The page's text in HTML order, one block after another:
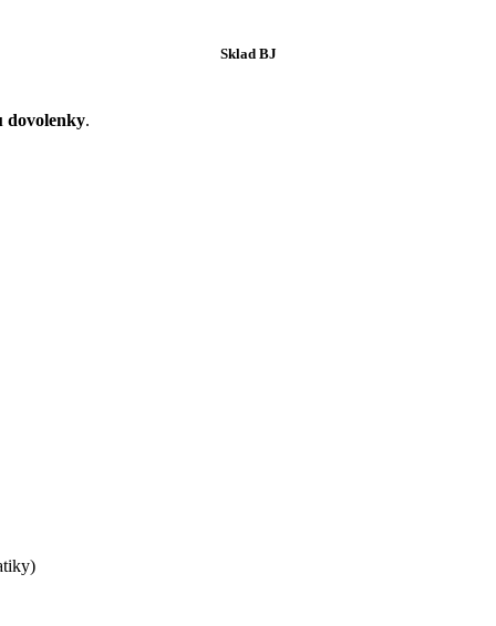
Sklad BJ
dovolenky.